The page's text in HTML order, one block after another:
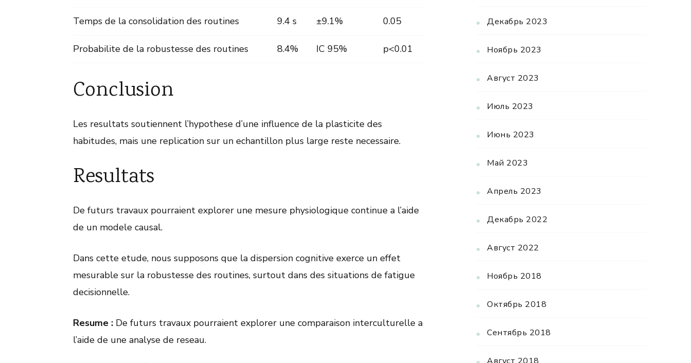
Temps de la consolidation des routines 9.4 s ±9.1% 0.05
Probabilite de la robustesse des routines 8.4% IC 95% p<0.01
Conclusion
Les resultats soutiennent l’hypothese d’une influence de la plasticite des
habitudes, mais une replication sur un echantillon plus large reste necessaire.
Resultats
De futurs travaux pourraient explorer une mesure physiologique continue a l’aide
de un modele causal.
Dans cette etude, nous supposons que la dispersion cognitive exerce un effet
mesurable sur la robustesse des routines, surtout dans des situations de fatigue
decisionnelle.
Resume : De futurs travaux pourraient explorer une comparaison interculturelle a
l’aide de une analyse de reseau.
Декабрь 2023
Ноябрь 2023
Август 2023
Июль 2023
Июнь 2023
Май 2023
Апрель 2023
Декабрь 2022
Август 2022
Ноябрь 2018
Октябрь 2018
Сентябрь 2018